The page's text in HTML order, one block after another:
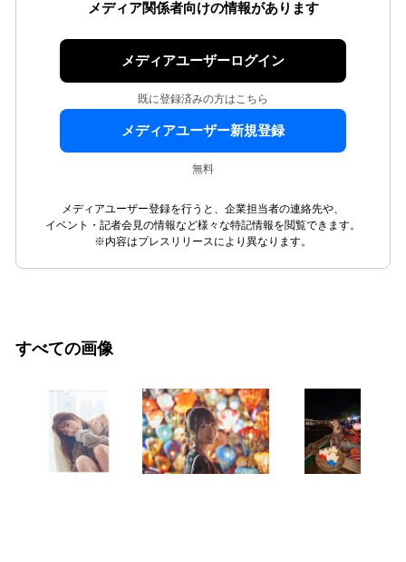
メディア関係者向けの情報があります
メディアユーザーログイン
既に登録済みの方はこちら
メディアユーザー新規登録
無料
メディアユーザー登録を行うと、企業担当者の連絡先や、
イベント・記者会見の情報など様々な特記情報を閲覧できます。
※内容はプレスリリースにより異なります。
すべての画像